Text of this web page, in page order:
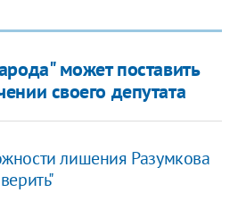
может поставить
своего депутата
лишения Разумкова